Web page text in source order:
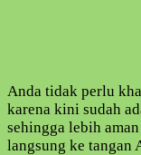
Anda tidak perlu
karena kini sudah
sehingga lebih
langsung ke tangan